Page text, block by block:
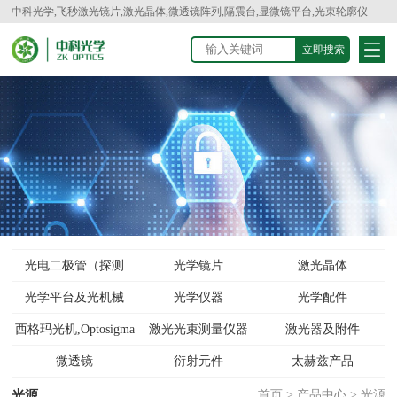
中科光学,飞秒激光镜片,激光晶体,微透镜阵列,隔震台,显微镜平台,光束轮廓仪
光电二极管（探测
器）
光学镜片 激光晶体
光学平台及光机械 光学仪器 光学配件
西格玛光机,Optosigma 激光光束测量仪器 激光器及附件
微透镜 衍射元件 太赫兹产品